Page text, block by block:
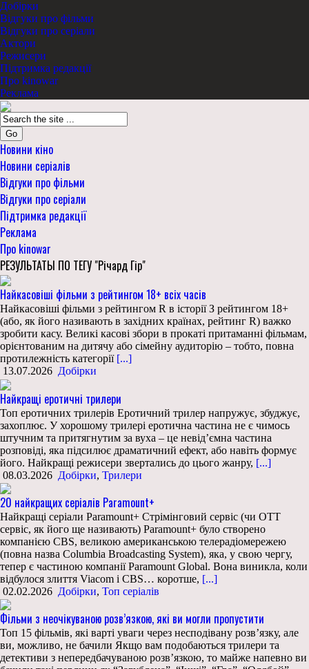
Добірки
Відгуки про фільми
Відгуки про серіали
Актори
Режисери
Підтримка редакції
Про kinowar
Реклама
Go
Новини кіно
Новини серіалів
Відгуки про фільми
Відгуки про серіали
Підтримка редакції
Реклама
Про kinowar
РЕЗУЛЬТАТЫ ПО ТЕГУ "Річард Гір"
Найкасовіші фільми з рейтингом 18+ всіх часів
Найкасовіші фільми з рейтингом R в історії З рейтингом 18+
(або, як його називають в західних країнах, рейтинг R) важко
зробити касу. Великі касові збори в прокаті притаманні фільмам,
орієнтованим на дитячу або сімейну аудиторію – тобто, повна
протилежність категорії[...]
13.07.2026 Добірки
Найкращі еротичні трилери
Топ еротичних трилерів Еротичний трилер напружує, збуджує,
захоплює. У хорошому трилері еротична частина не є чимось
штучним та притягнутим за вуха – це невід’ємна частина
розповіді, яка підсилює драматичний ефект, або навіть формує
його. Найкращі режисери звертались до цього жанру, [...]
08.03.2026 Добірки, Трилери
20 найкращих серіалів Paramount+
Найкращі серіали Paramount+ Стрімінговий сервіс (чи OTT
сервіс, як його ще називають) Paramount+ було створено
компанією CBS, великою американською телерадіомережею
(повна назва Columbia Broadcasting System), яка, у свою чергу,
тепер є частиною компанії Paramount Global. Вона виникла, коли
відбулося злиття Viacom і CBS… коротше, [...]
02.02.2026 Добірки, Топ серіалів
Фільми з неочікуваною розв’язкою, які ви могли пропустити
Топ 15 фільмів, які варті уваги через несподівану розв’язку, але
ви, можливо, не бачили Якщо вам подобаються трилери та
детективи з непередбачуваною розв’язкою, то майже напевно ви